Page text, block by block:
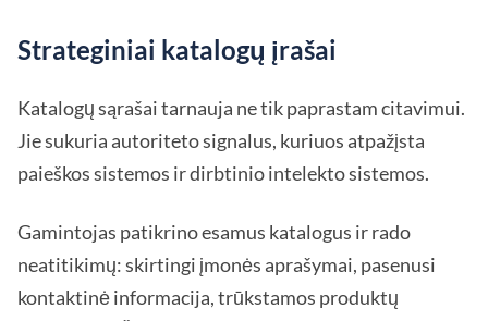
Strateginiai katalogų įrašai
Katalogų sąrašai tarnauja ne tik paprastam citavimui.
Jie sukuria autoriteto signalus, kuriuos atpažįsta
paieškos sistemos ir dirbtinio intelekto sistemos.
Gamintojas patikrino esamus katalogus ir rado
neatitikimų: skirtingi įmonės aprašymai, pasenusi
kontaktinė informacija, trūkstamos produktų